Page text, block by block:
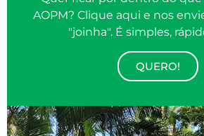
AOPM? Clique aqui e nos
"joinha". É simples,
QUERO!